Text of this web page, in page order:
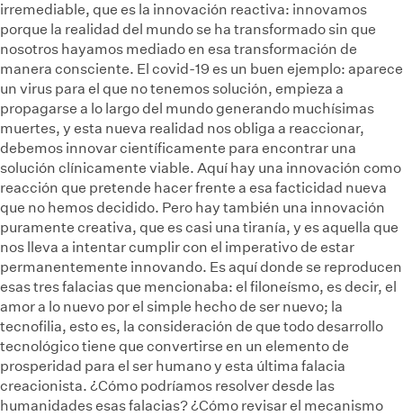
irremediable, que es la innovación reactiva: innovamos
porque la realidad del mundo se ha transformado sin que
nosotros hayamos mediado en esa transformación de
manera consciente. El covid-19 es un buen ejemplo: aparece
un virus para el que no tenemos solución, empieza a
propagarse a lo largo del mundo generando muchísimas
muertes, y esta nueva realidad nos obliga a reaccionar,
debemos innovar científicamente para encontrar una
solución clínicamente viable. Aquí hay una innovación como
reacción que pretende hacer frente a esa facticidad nueva
que no hemos decidido. Pero hay también una innovación
puramente creativa, que es casi una tiranía, y es aquella que
nos lleva a intentar cumplir con el imperativo de estar
permanentemente innovando. Es aquí donde se reproducen
esas tres falacias que mencionaba: el filoneísmo, es decir, el
amor a lo nuevo por el simple hecho de ser nuevo; la
tecnofilia, esto es, la consideración de que todo desarrollo
tecnológico tiene que convertirse en un elemento de
prosperidad para el ser humano y esta última falacia
creacionista. ¿Cómo podríamos resolver desde las
humanidades esas falacias? ¿Cómo revisar el mecanismo